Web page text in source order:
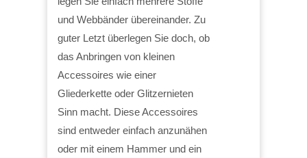
und Webbänder übereinander. Zu
guter Letzt überlegen Sie doch, ob
das Anbringen von kleinen
Accessoires wie einer
Gliederkette oder Glitzernieten
Sinn macht. Diese Accessoires
sind entweder einfach anzunähen
oder mit einem Hammer und ein